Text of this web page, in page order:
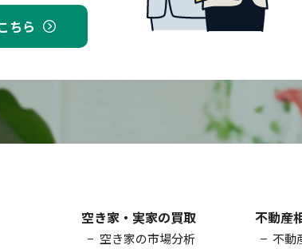
ちら
空き家・実家の買取
空き家の市場分析
不動産
不動